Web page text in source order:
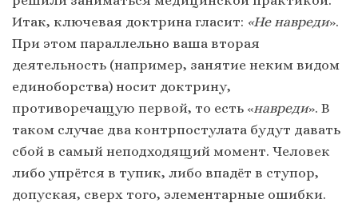
Итак, ключевая доктрина гласит: «Не навреди».
При этом параллельно ваша вторая
деятельность (например, занятие неким видом
единоборства) носит доктрину,
противоречащую первой, то есть «навреди». В
таком случае два контрпостулата будут давать
сбой в самый неподходящий момент. Человек
либо упрётся в тупик, либо впадёт в ступор,
допуская, сверх того, элементарные ошибки.